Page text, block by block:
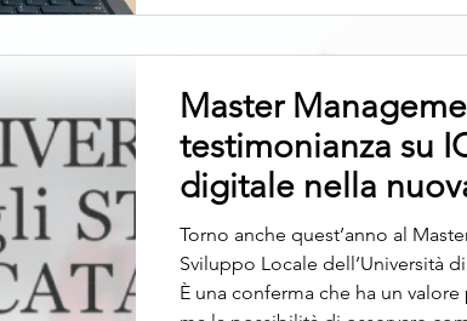
copilota all’agente (cosa
Master
testimonianza su
digitale nella
Torno anche quest’anno al
Sviluppo Locale dell’Università
È una conferma che ha un